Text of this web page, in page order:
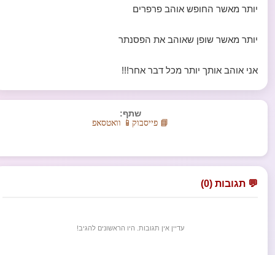
יותר מאשר החופש אוהב פרפרים
יותר מאשר שופן שאוהב את הפסנתר
אני אוהב אותך יותר מכל דבר אחר!!!
שתף:
📘 פייסבוק 📱 וואטסאפ
💬 תגובות (0)
עדיין אין תגובות. היו הראשונים להגיב!